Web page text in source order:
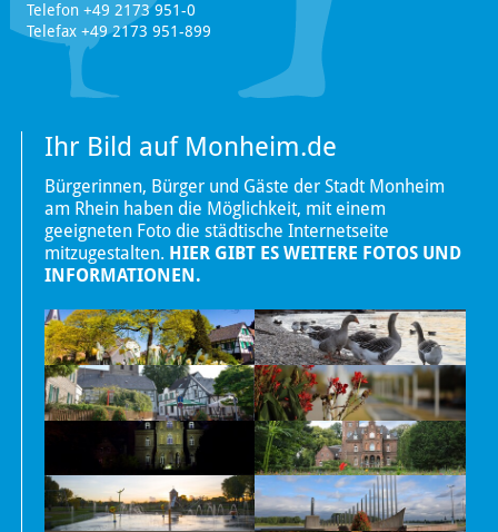
Telefon +49 2173 951-0
Telefax +49 2173 951-899
Ihr Bild auf Monheim.de
Bürgerinnen, Bürger und Gäste der Stadt Monheim
am Rhein haben die Möglichkeit, mit einem
geeigneten Foto die städtische Internetseite
mitzugestalten. HIER GIBT ES WEITERE FOTOS UND
INFORMATIONEN.